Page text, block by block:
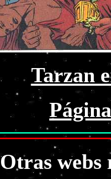
Tarzan
Otras webs